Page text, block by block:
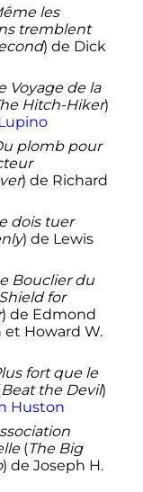
les
tremblent
) de Dick
Voyage de la
Hitch-Hiker)
plomb pour
) de Richard
dois tuer
) de Lewis
Bouclier du
Shield for
) de Edmond
et Howard W.
fort que le
Beat the Devil)
Huston
(The Big
) de Joseph H.